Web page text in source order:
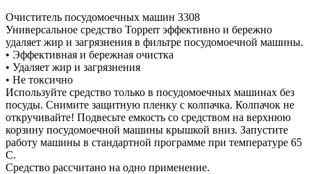
Очиститель посудомоечных машин 3308
Универсальное средство Topperr эффективно и бережно
удаляет жир и загрязнения в фильтре посудомоечной машины.
• Эффективная и бережная очистка
• Удаляет жир и загрязнения
• Не токсично
Используйте средство только в посудомоечных машинах без
посуды. Снимите защитную пленку с колпачка. Колпачок не
откручивайте! Подвесьте емкость со средством на верхнюю
корзину посудомоечной машины крышкой вниз. Запустите
работу машины в стандартной программе при температуре 65
С.
Средство рассчитано на одно применение.